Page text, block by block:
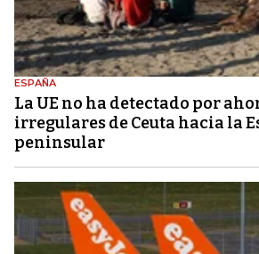
ESPAÑA
La UE no ha detectado por
irregulares de Ceuta hacia la
peninsular